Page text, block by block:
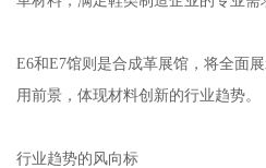
E6和E7馆则是合成革展馆，将全面
用前景，体现材料创新的行业趋势。
行业趋势的风向标